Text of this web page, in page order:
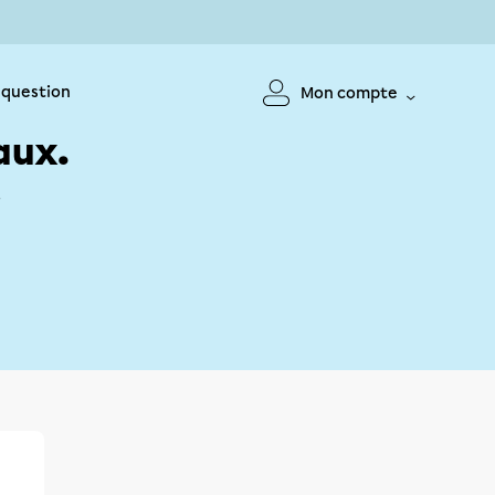
Mon compte